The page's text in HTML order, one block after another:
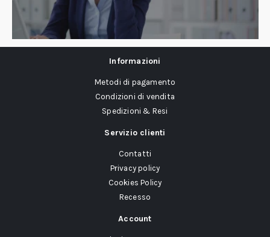
Informazioni
Metodi di pagamento
Condizioni di vendita
Spedizioni & Resi
Servizio clienti
Contatti
Privacy policy
Cookies Policy
Recesso
Account